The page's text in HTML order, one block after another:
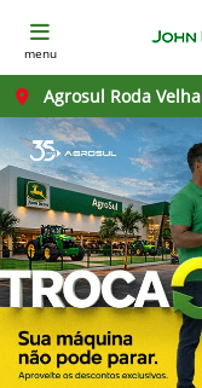
menu
Agrosul Roda Velha